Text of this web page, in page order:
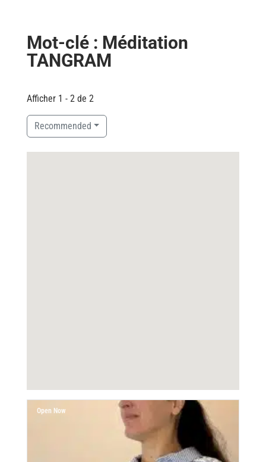
Mot-clé : Méditation
TANGRAM
Afficher 1 - 2 de 2
Recommended
Open Now